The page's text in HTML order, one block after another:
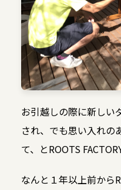
お引越しの際に新しい
され、でも思い入れの
て、とROOTS
なんと１年以上前から